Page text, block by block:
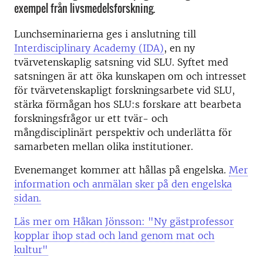
exempel från livsmedelsforskning.
Lunchseminarierna ges i anslutning till
Interdisciplinary Academy (IDA), en ny
tvärvetenskaplig satsning vid SLU. Syftet med
satsningen är att öka kunskapen om och intresset
för tvärvetenskapligt forskningsarbete vid SLU,
stärka förmågan hos SLU:s forskare att bearbeta
forskningsfrågor ur ett tvär- och
mångdisciplinärt perspektiv och underlätta för
samarbeten mellan olika institutioner.
Evenemanget kommer att hållas på engelska. Mer
information och anmälan sker på den engelska
sidan.
Läs mer om Håkan Jönsson: "Ny gästprofessor
kopplar ihop stad och land genom mat och
kultur"